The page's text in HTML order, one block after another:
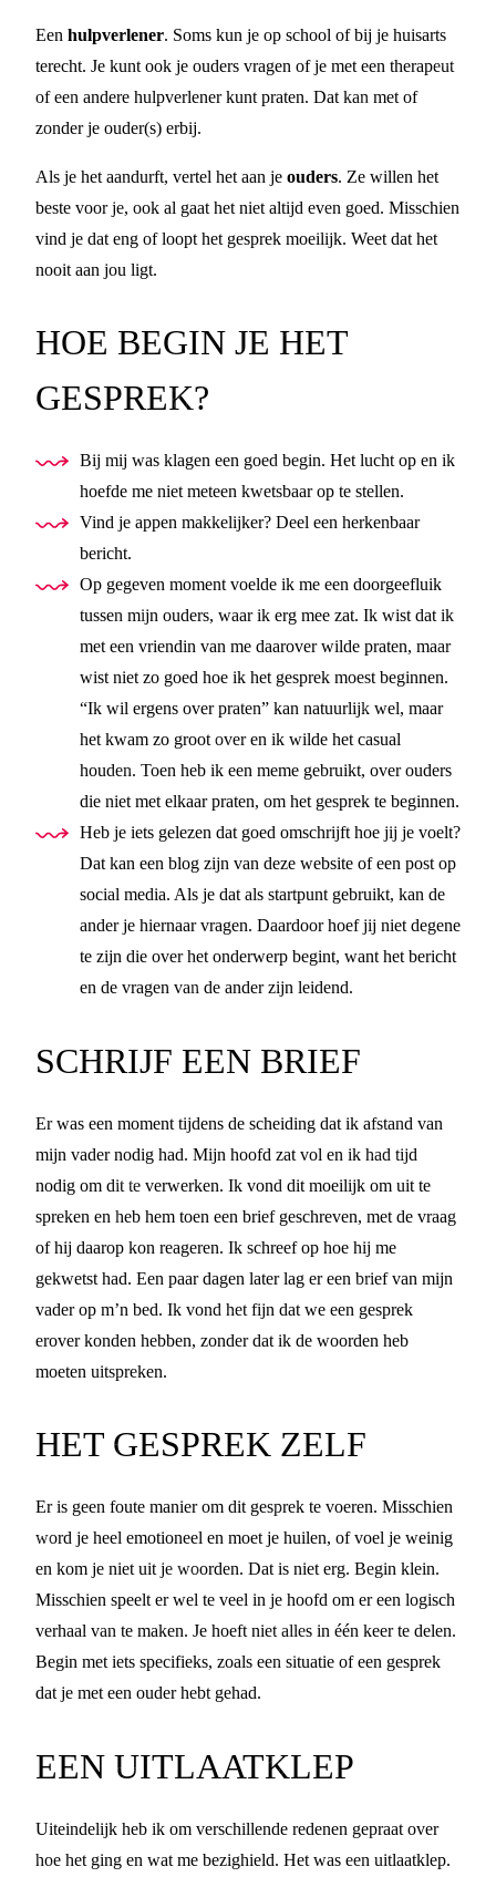
Een hulpverlener. Soms kun je op school of bij je huisarts
terecht. Je kunt ook je ouders vragen of je met een therapeut
of een andere hulpverlener kunt praten. Dat kan met of
zonder je ouder(s) erbij.
Als je het aandurft, vertel het aan je ouders. Ze willen het
beste voor je, ook al gaat het niet altijd even goed. Misschien
vind je dat eng of loopt het gesprek moeilijk. Weet dat het
nooit aan jou ligt.
HOE BEGIN JE HET
GESPREK?
Bij mij was klagen een goed begin. Het lucht op en ik
hoefde me niet meteen kwetsbaar op te stellen.
Vind je appen makkelijker? Deel een herkenbaar
bericht.
Op gegeven moment voelde ik me een doorgeefluik
tussen mijn ouders, waar ik erg mee zat. Ik wist dat ik
met een vriendin van me daarover wilde praten, maar
wist niet zo goed hoe ik het gesprek moest beginnen.
“Ik wil ergens over praten” kan natuurlijk wel, maar
het kwam zo groot over en ik wilde het casual
houden. Toen heb ik een meme gebruikt, over ouders
die niet met elkaar praten, om het gesprek te beginnen.
Heb je iets gelezen dat goed omschrijft hoe jij je voelt?
Dat kan een blog zijn van deze website of een post op
social media. Als je dat als startpunt gebruikt, kan de
ander je hiernaar vragen. Daardoor hoef jij niet degene
te zijn die over het onderwerp begint, want het bericht
en de vragen van de ander zijn leidend.
SCHRIJF EEN BRIEF
Er was een moment tijdens de scheiding dat ik afstand van
mijn vader nodig had. Mijn hoofd zat vol en ik had tijd
nodig om dit te verwerken. Ik vond dit moeilijk om uit te
spreken en heb hem toen een brief geschreven, met de vraag
of hij daarop kon reageren. Ik schreef op hoe hij me
gekwetst had. Een paar dagen later lag er een brief van mijn
vader op m’n bed. Ik vond het fijn dat we een gesprek
erover konden hebben, zonder dat ik de woorden heb
moeten uitspreken.
HET GESPREK ZELF
Er is geen foute manier om dit gesprek te voeren. Misschien
word je heel emotioneel en moet je huilen, of voel je weinig
en kom je niet uit je woorden. Dat is niet erg. Begin klein.
Misschien speelt er wel te veel in je hoofd om er een logisch
verhaal van te maken. Je hoeft niet alles in één keer te delen.
Begin met iets specifieks, zoals een situatie of een gesprek
dat je met een ouder hebt gehad.
EEN UITLAATKLEP
Uiteindelijk heb ik om verschillende redenen gepraat over
hoe het ging en wat me bezighield. Het was een uitlaatklep.